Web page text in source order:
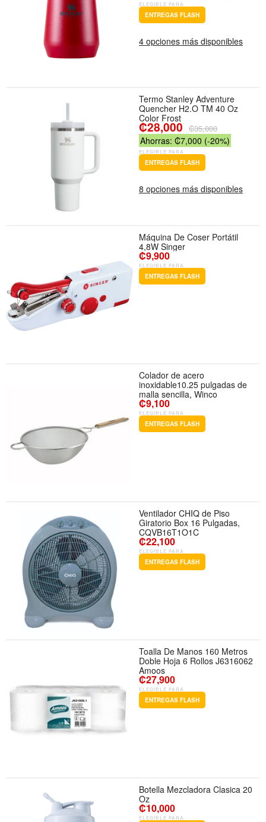
ELEGIBLE PARA
ENTREGAS FLASH
4 opciones más disponibles
Termo Stanley Adventure
Quencher H2.O TM 40 Oz
Color Frost
₡28,000 ₡35,000
Ahorras: ₡7,000 (-20%)
ELEGIBLE PARA
ENTREGAS FLASH
8 opciones más disponibles
Máquina De Coser Portátil
4,8W Singer
₡9,900
ELEGIBLE PARA
ENTREGAS FLASH
Colador de acero
inoxidable10.25 pulgadas de
malla sencilla, Winco
₡9,100
ELEGIBLE PARA
ENTREGAS FLASH
Ventilador CHIQ de Piso
Giratorio Box 16 Pulgadas,
CQVB16T1O1C
₡22,100
ELEGIBLE PARA
ENTREGAS FLASH
Toalla De Manos 160 Metros
Doble Hoja 6 Rollos J6316062
Amoos
₡27,900
ELEGIBLE PARA
ENTREGAS FLASH
Botella Mezcladora Clasica 20
Oz
₡10,000
ELEGIBLE PARA